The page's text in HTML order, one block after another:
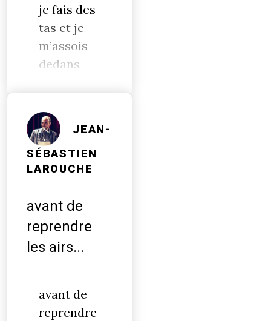
je fais des
tas et je
m’assois
dedans
JEAN-
SÉBASTIEN
LAROUCHE
avant de
reprendre
les airs...
avant de
reprendre